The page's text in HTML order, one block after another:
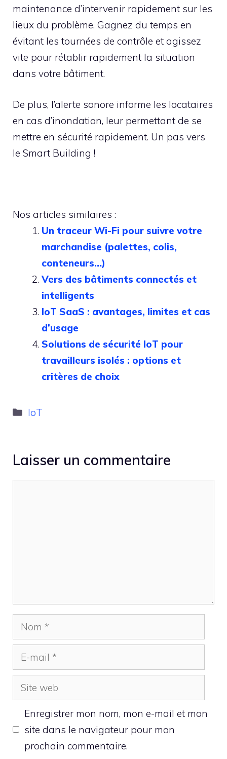
maintenance d’intervenir rapidement sur les
lieux du problème. Gagnez du temps en
évitant les tournées de contrôle et agissez
vite pour rétablir rapidement la situation
dans votre bâtiment.
De plus, l’alerte sonore informe les locataires
en cas d’inondation, leur permettant de se
mettre en sécurité rapidement. Un pas vers
le Smart Building !
Nos articles similaires :
Un traceur Wi-Fi pour suivre votre
marchandise (palettes, colis,
conteneurs…)
Vers des bâtiments connectés et
intelligents
IoT SaaS : avantages, limites et cas
d’usage
Solutions de sécurité IoT pour
travailleurs isolés : options et
critères de choix
Catégories
IoT
Laisser un commentaire
Nom
mail
Site
web
Enregistrer mon nom, mon e-mail et mon
site dans le navigateur pour mon
prochain commentaire.